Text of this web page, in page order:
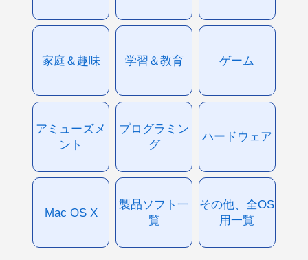
家庭＆趣味 学習＆教育 ゲーム
アミューズメ
ント
プログラミン
グ
ハードウェア
Mac OS X
製品ソフト一
覧
その他、全OS
用一覧